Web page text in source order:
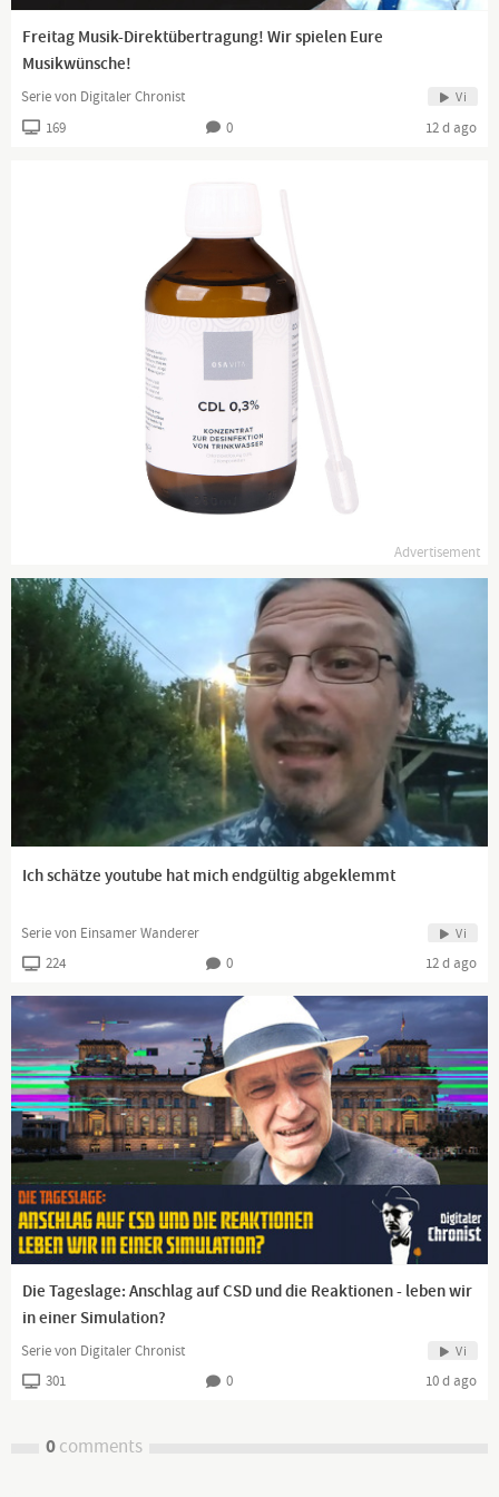
Freitag Musik-Direktübertragung! Wir spielen Eure
Musikwünsche!
Serie von Digitaler Chronist Vi
169 0 12 d ago
Advertisement
Ich schätze youtube hat mich endgültig abgeklemmt
Serie von Einsamer Wanderer Vi
224 0 12 d ago
Die Tageslage: Anschlag auf CSD und die Reaktionen - leben wir
in einer Simulation?
Serie von Digitaler Chronist Vi
301 0 10 d ago
0comments